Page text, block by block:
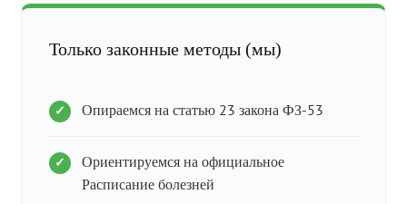
Только законные методы (мы)
Опираемся на статью 23 закона ФЗ-53
Ориентируемся на официальное
Расписание болезней